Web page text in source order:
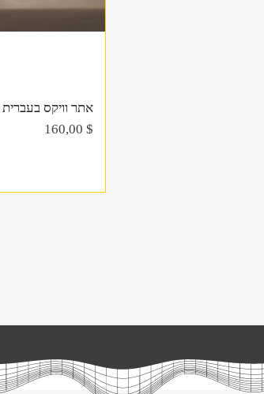
אתר וויקס בעברית
Цена
160,00 $